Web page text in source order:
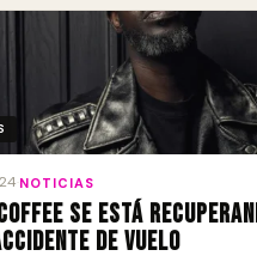
🎪 Eventos🎤 Artistas📍
NOTICIAS
se está
de vuelo